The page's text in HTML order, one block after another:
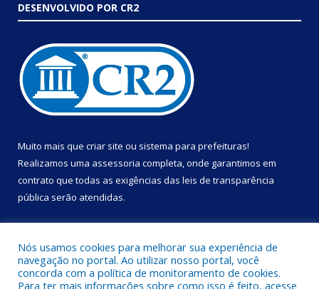
DESENVOLVIDO POR CR2
Muito mais que criar site ou sistema para prefeituras!
Realizamos uma assessoria completa, onde garantimos em
contrato que todas as exigências das leis de transparência
pública serão atendidas.
Nós usamos cookies para melhorar sua experiência de
navegação no portal. Ao utilizar nosso portal, você
concorda com a política de monitoramento de cookies.
Para ter mais informações sobre como isso é feito, acesse